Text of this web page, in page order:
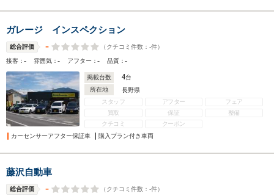
ガレージ インスペクション
総合評価 - （クチコミ件数： -件）
接客：- 雰囲気：- アフター：- 品質：-
掲載台数 4台
所在地
長野県
スタッフ
アフター
フェア
買取
保証
整備
クチコミ
クーポン
カーセンサーアフター保証車
購入プラン付き車両
藤沢自動車
総合評価 - （クチコミ件数： -件）